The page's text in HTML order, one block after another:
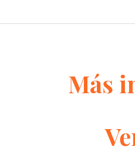
Más